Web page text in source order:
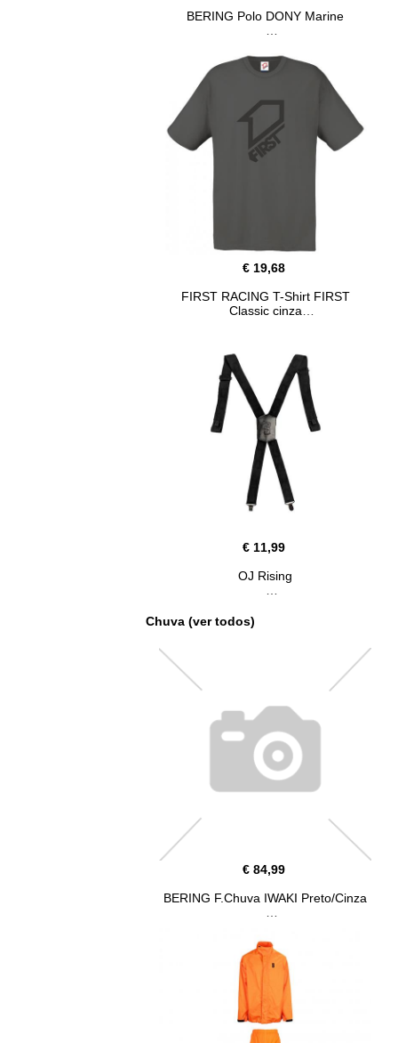
BERING Polo DONY Marine
€ 19,68
FIRST RACING T-Shirt FIRST
Classic cinza
€ 11,99
OJ Rising
Chuva (ver todos)
€ 84,99
BERING F.Chuva IWAKI Preto/Cinza